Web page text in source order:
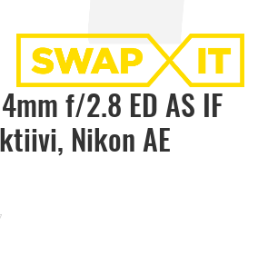
f/2.8 ED AS IF
Nikon AE